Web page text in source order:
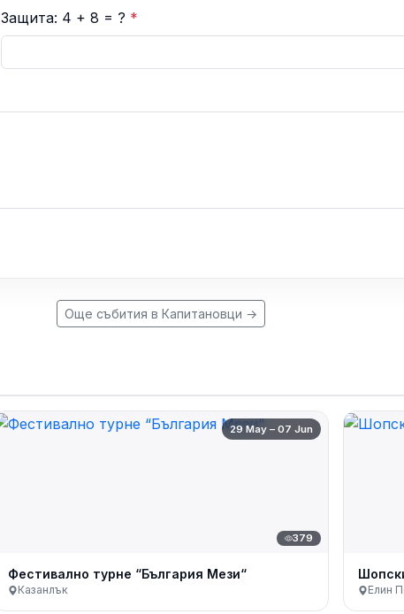
Защита: 4 + 8 = ? *
Още събития в Капитановци →
29 May – 07 Jun
379
Фестивално турне “България Мези“
Казанлък Елин